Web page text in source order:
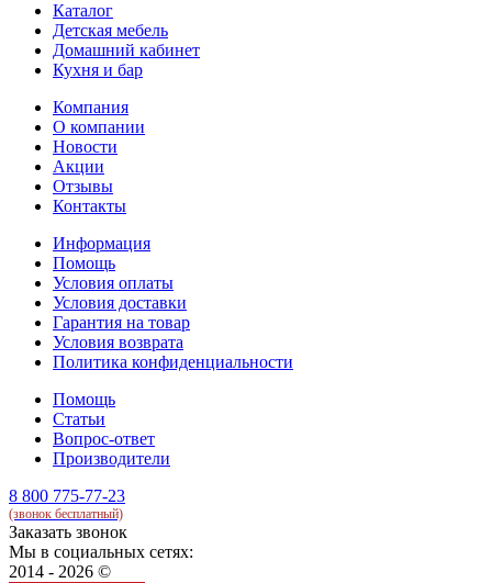
Каталог
Детская мебель
Домашний кабинет
Кухня и бар
Компания
О компании
Новости
Акции
Отзывы
Контакты
Информация
Помощь
Условия оплаты
Условия доставки
Гарантия на товар
Условия возврата
Политика конфиденциальности
Помощь
Статьи
Вопрос-ответ
Производители
8 800 775-77-23
(звонок бесплатный)
Заказать звонок
Мы в социальных сетях:
2014 - 2026 ©